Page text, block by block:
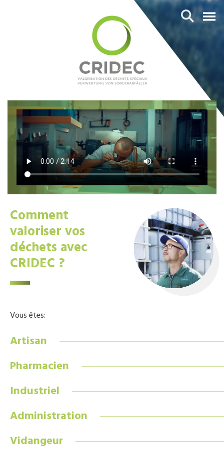
Comment
valoriser vos
déchets avec
CRIDEC ?
Vous êtes:
Artisan
Pharmacien
Industriel
Administration
Vidangeur